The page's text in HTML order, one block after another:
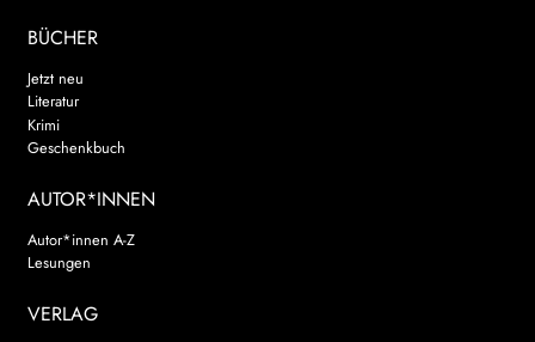
BÜCHER
Jetzt neu
Literatur
Krimi
Geschenkbuch
AUTOR*INNEN
Autor*innen A-Z
Lesungen
VERLAG